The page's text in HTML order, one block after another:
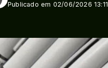
Publicado em 02/06/2026 13:11